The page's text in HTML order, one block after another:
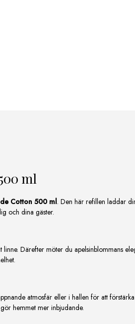
ml
Cotton 500 ml. Den här refillen laddar
och dina gäster.
Därefter möter du apelsinblommans
atmosfär eller i hallen för att
hemmet mer inbjudande.